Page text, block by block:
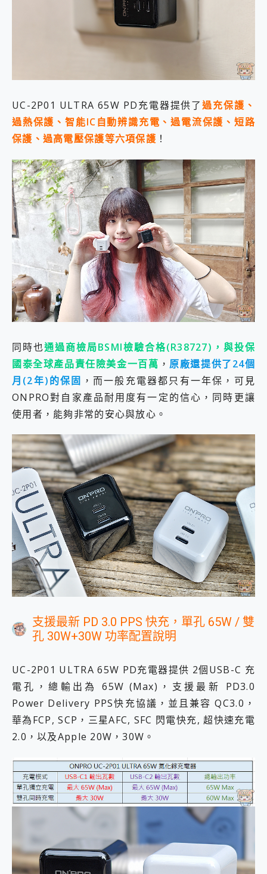
UC-2P01 ULTRA 65W PD充電器提供了過充保護、
過熱保護、智能IC自動辨識充電、過電流保護、短路
保護、過高電壓保護等六項保護 ！
同時也通過商檢局BSMI檢驗合格(R38727)，與投保
國泰全球產品責任險美金一百萬 ， 原廠還提供了24個
月(2年)的保固 ，而一般充電器都只有一年保，可見
ONPRO對自家產品耐用度有一定的信心，同時更讓
使用者，能夠非常的安心與放心。
支援最新 PD 3.0 PPS 快充，單孔 65W / 雙
孔 30W+30W 功率配置說明
UC-2P01 ULTRA 65W PD充電器提供 2個USB-C 充
電孔，總輸出為 65W (Max)，支援最新 PD3.0
Power Delivery PPS快充協議，並且兼容 QC3.0，
華為FCP, SCP，三星AFC, SFC 閃電快充, 超快速充電
2.0，以及Apple 20W，30W。